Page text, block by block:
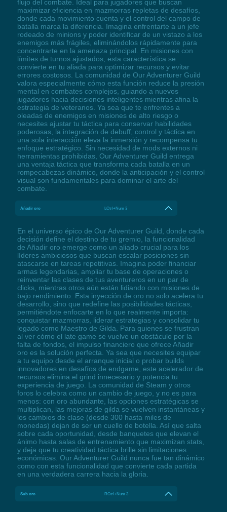
flujo del combate. Ideal para jugadores que buscan
maximizar eficiencia en mazmorras repletas de desafíos,
donde cada movimiento cuenta y el control del campo de
batalla marca la diferencia. Imagina enfrentarte a un jefe
rodeado de minions y poder identificar de un vistazo a los
enemigos más frágiles, eliminándolos rápidamente para
concentrarte en la amenaza principal. En misiones con
límites de turnos ajustados, esta característica se
convierte en tu aliada para optimizar recursos y evitar
errores costosos. La comunidad de Our Adventurer Guild
valora especialmente cómo esta función reduce la presión
mental en combates complejos, guiando a nuevos
jugadores hacia decisiones inteligentes mientras afina la
estrategia de veteranos. Ya sea que te enfrentes a
oleadas de enemigos en misiones de alto riesgo o
necesites ajustar tu táctica para conservar habilidades
poderosas, la integración de debuff, control y táctica en
una sola interacción eleva la inmersión y recompensa tu
enfoque estratégico. Sin necesidad de mods externos ni
herramientas prohibidas, Our Adventurer Guild entrega
una ventaja táctica que transforma cada batalla en un
rompecabezas dinámico, donde la anticipación y el control
visual son fundamentales para dominar el arte del
combate.
Añadir oro LCtrl+Num 3
En el universo épico de Our Adventurer Guild, donde cada
decisión define el destino de tu gremio, la funcionalidad
de Añadir oro emerge como un aliado crucial para los
líderes ambiciosos que buscan escalar posiciones sin
atascarse en tareas repetitivas. Imagina poder financiar
armas legendarias, ampliar tu base de operaciones o
reinventar las clases de tus aventureros en un par de
clicks, mientras otros aún están lidiando con misiones de
bajo rendimiento. Esta inyección de oro no solo acelera tu
desarrollo, sino que redefine las posibilidades tácticas,
permitiéndote enfocarte en lo que realmente importa:
conquistar mazmorras, liderar estrategias y consolidar tu
legado como Maestro de Gilda. Para quienes se frustran
al ver cómo el late game se vuelve un obstáculo por la
falta de fondos, el impulso financiero que ofrece Añadir
oro es la solución perfecta. Ya sea que necesites equipar
a tu equipo desde el arranque inicial o probar builds
innovadores en desafíos de endgame, este acelerador de
recursos elimina el grind innecesario y potencia tu
experiencia de juego. La comunidad de Steam y otros
foros lo celebra como un cambio de juego, y no es para
menos: con oro abundante, las opciones estratégicas se
multiplican, las mejoras de gilda se vuelven instantáneas y
los cambios de clase (desde 300 hasta miles de
monedas) dejan de ser un cuello de botella. Así que salta
sobre cada oportunidad, desde banquetes que elevan el
ánimo hasta salas de entrenamiento que maximizan stats,
y deja que tu creatividad táctica brille sin limitaciones
económicas. Our Adventurer Guild nunca fue tan dinámico
como con esta funcionalidad que convierte cada partida
en una verdadera carrera hacia la gloria.
Sub oro RCtrl+Num 3